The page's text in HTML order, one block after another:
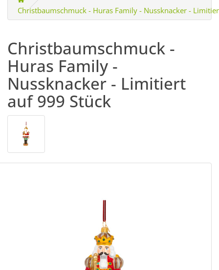
Christbaumschmuck - Huras Family - Nussknacker -
Christbaumschmuck -
Huras Family -
Nussknacker - Limitiert
auf 999 Stück